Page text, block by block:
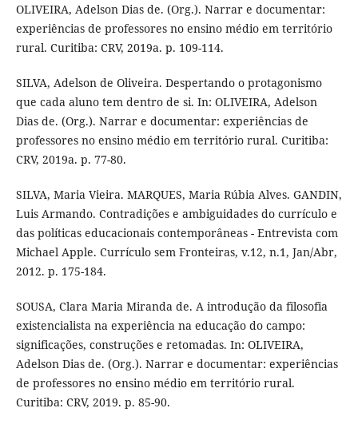
OLIVEIRA, Adelson Dias de. (Org.). Narrar e documentar:
experiências de professores no ensino médio em território
rural. Curitiba: CRV, 2019a. p. 109-114.
SILVA, Adelson de Oliveira. Despertando o protagonismo
que cada aluno tem dentro de si. In: OLIVEIRA, Adelson
Dias de. (Org.). Narrar e documentar: experiências de
professores no ensino médio em território rural. Curitiba:
CRV, 2019a. p. 77-80.
SILVA, Maria Vieira. MARQUES, Maria Rúbia Alves. GANDIN,
Luis Armando. Contradições e ambiguidades do currículo e
das políticas educacionais contemporâneas - Entrevista com
Michael Apple. Currículo sem Fronteiras, v.12, n.1, Jan/Abr,
2012. p. 175-184.
SOUSA, Clara Maria Miranda de. A introdução da filosofia
existencialista na experiência na educação do campo:
significações, construções e retomadas. In: OLIVEIRA,
Adelson Dias de. (Org.). Narrar e documentar: experiências
de professores no ensino médio em território rural.
Curitiba: CRV, 2019. p. 85-90.